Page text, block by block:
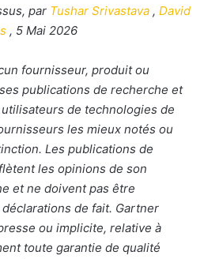
par Tushar Srivastava , David
, 5 Mai 2026
fournisseur, produit ou
publications de recherche et
de technologies de
les mieux notés ou
Les publications de
les opinions de son
et ne doivent pas être
de fait. Gartner
ou implicite, relative à
toute garantie de qualité